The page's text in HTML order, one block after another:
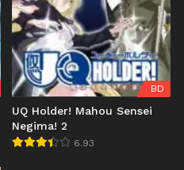
BD
UQ Holder! Mahou Sensei
Negima! 2
6.93